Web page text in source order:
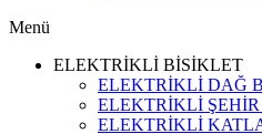
Menü
ELEKTRİKLİ BİSİKLET
ELEKTRİKLİ DAĞ
ELEKTRİKLİ
ELEKTRİKLİ